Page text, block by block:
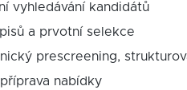
vyhledávání kandidátů
a prvotní selekce
prescreening,
nabídky